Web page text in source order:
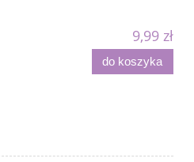
9,99 zł
do koszyka